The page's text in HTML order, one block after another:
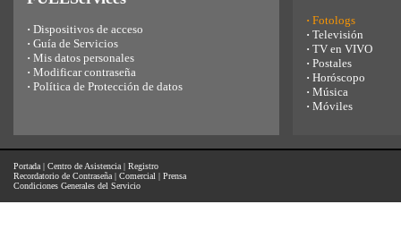
· Dispositivos de acceso
· Guía de Servicios
· Mis datos personales
· Modificar contraseña
· Política de Protección de datos
· Fotologs
· Televisión
· TV en VIVO
· Postales
· Horóscopo
· Música
· Móviles
Portada | Centro de Asistencia | Registro
Recordatorio de Contraseña | Comercial | Prensa
Condiciones Generales del Servicio